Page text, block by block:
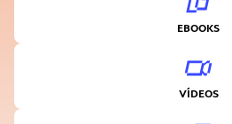
EBOOKS
VÍDEOS